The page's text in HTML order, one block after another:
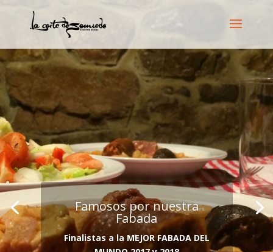
Famosos por nuestra
Fabada
Finalistas a la MEJOR FABADA DEL